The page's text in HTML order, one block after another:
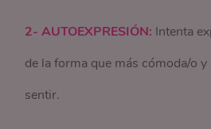
2- AUTOEXPRESIÓN: Intenta
de la forma que más cómoda/o y
sentir.